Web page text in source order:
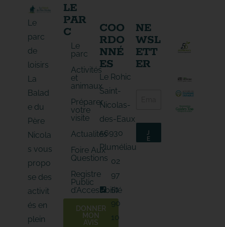
Le
parc
de
loisirs
La
Balad
e du
Père
Nicola
s vous
propo
se des
activit
és en
plein
LE
PAR
C
Le
parc
Activités
et
animaux
Préparer
votre
visite
Actualités
Foire Aux
Questions
Registre
Public
d’Accessibilité
DONNER
MON
AVIS
COO
RDO
NNÉ
ES
Le Rohic
Saint-
Nicolas-
des-Eaux
56930
Pluméliau
02
97
51
90
10
NE
WSL
ETT
ER
E*
J
E
M